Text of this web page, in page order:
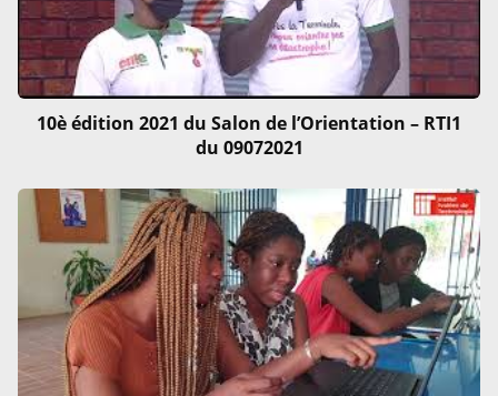
10è édition 2021 du Salon de l’Orientation – RTI1
du 09072021